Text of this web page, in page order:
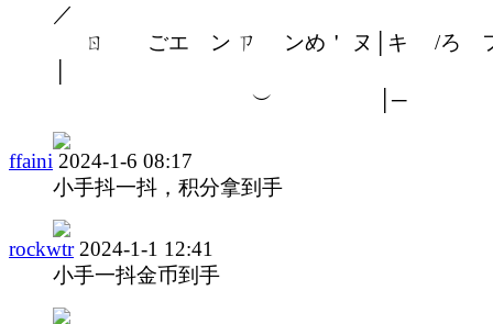
／
ㄖ ごエ ン ㄗ ンめ＇ ヌ│キ /ろ
︶ │─
ffaini 2024-1-6 08:17
小手抖一抖，积分拿到手
rockwtr 2024-1-1 12:41
小手一抖金币到手